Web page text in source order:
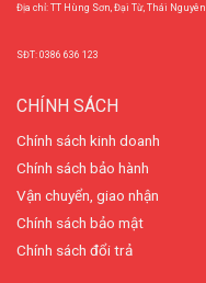
Địa chỉ: TT Hùng Sơn, Đại Từ, Thái Nguyên
SĐT: 0386 636 123
CHÍNH SÁCH
Chính sách kinh doanh
Chính sách bảo hành
Vận chuyển, giao nhận
Chính sách bảo mật
Chính sách đổi trả